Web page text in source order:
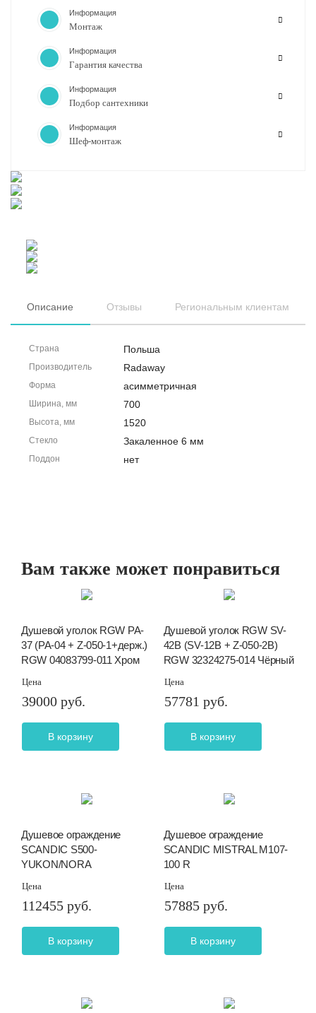
Информация
Монтаж
Информация
Гарантия качества
Информация
Подбор сантехники
Информация
Шеф-монтаж
Описание Отзывы Региональным клиентам
Страна Польша
Производитель Radaway
Форма асимметричная
Ширина, мм 700
Высота, мм 1520
Стекло Закаленное 6 мм
Поддон нет
Вам также может понравиться
Душевой уголок RGW PA-
37 (PA-04 + Z-050-1+держ.)
RGW 04083799-011 Хром
Цена
39000 руб.
В корзину
Душевой уголок RGW SV-
42B (SV-12B + Z-050-2B)
RGW 32324275-014 Чёрный
Цена
57781 руб.
В корзину
Душевое ограждение
SCANDIC S500-
YUKON/NORA
Цена
112455 руб.
В корзину
Душевое ограждение
SCANDIC MISTRAL M107-
100 R
Цена
57885 руб.
В корзину